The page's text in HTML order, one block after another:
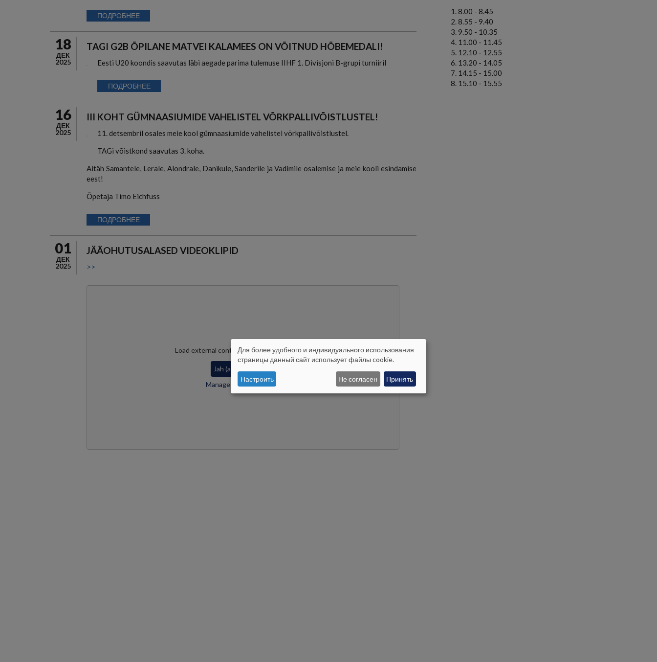
ПОДРОБНЕЕ
18
ДЕК
2025
TAGI G2B ÕPILANE MATVEI KALAMEES ON VÕITNUD HÕBEMEDALI!
Eesti U20 koondis saavutas läbi aegade parima tulemuse IIHF 1. Divisjoni B-grupi turniiril
ПОДРОБНЕЕ
16
ДЕК
2025
III KOHT GÜMNAASIUMIDE VAHELISTEL VÕRKPALLIVÕISTLUSTEL!
11. detsembril osales meie kool gümnaasiumide vahelistel võrkpallivõistlustel.
TAGi võistkond saavutas 3. koha.
Aitäh Samantele, Lerale, Alondrale, Danikule, Sanderile ja Vadimile osalemise ja meie kooli esindamise
eest!
Õpetaja Timo Eichfuss
ПОДРОБНЕЕ
01
ДЕК
2025
JÄÄOHUTUSALASED VIDEOKLIPID
>>
Load external content supplied byYouTube ?
Jah (ainult praegu)
Manage privacy settings
8.00 - 8.45
8.55 - 9.40
9.50 - 10.35
11.00 - 11.45
12.10 - 12.55
13.20 - 14.05
14.15 - 15.00
15.10 - 15.55
ISIKUANDMETE
JA
KÜPSISTE
Для более удобного и индивидуального использования
страницы данный сайт использует файлы cookie.
Настроить Не согласен Принять